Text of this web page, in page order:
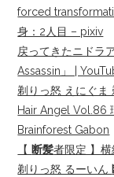
forced
身：2人目 – pixiv
戻ってきたニドラ
Assassin」 |
剃りっ怒 えにぐま
Hair Angel Vol.86
Brainforest Gabon
【 断髪者限定 】
剃りっ怒 るーいん